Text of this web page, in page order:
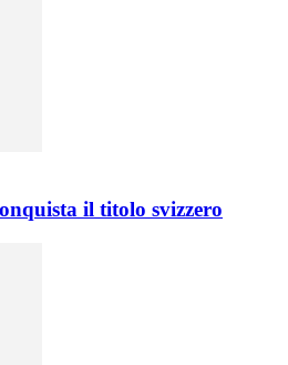
il titolo svizzero